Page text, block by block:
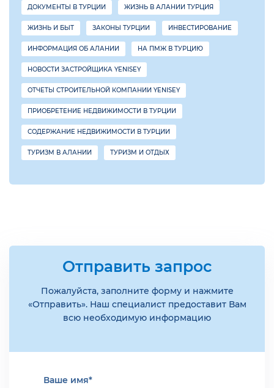
ДОКУМЕНТЫ В ТУРЦИИ ЖИЗНЬ В АЛАНИИ ТУРЦИЯ
ЖИЗНЬ И БЫТ ЗАКОНЫ ТУРЦИИ ИНВЕСТИРОВАНИЕ
ИНФОРМАЦИЯ ОБ АЛАНИИ НА ПМЖ В ТУРЦИЮ
НОВОСТИ ЗАСТРОЙЩИКА YENISEY
ОТЧЕТЫ СТРОИТЕЛЬНОЙ КОМПАНИИ YENISEY
ПРИОБРЕТЕНИЕ НЕДВИЖИМОСТИ В ТУРЦИИ
СОДЕРЖАНИЕ НЕДВИЖИМОСТИ В ТУРЦИИ
ТУРИЗМ В АЛАНИИ ТУРИЗМ И ОТДЫХ
Отправить запрос
Пожалуйста, заполните форму и нажмите
«Отправить». Наш специалист предоставит Вам
всю необходимую информацию
Ваше имя*